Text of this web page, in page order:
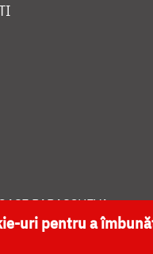
PARASCHEVA
uri pentru a